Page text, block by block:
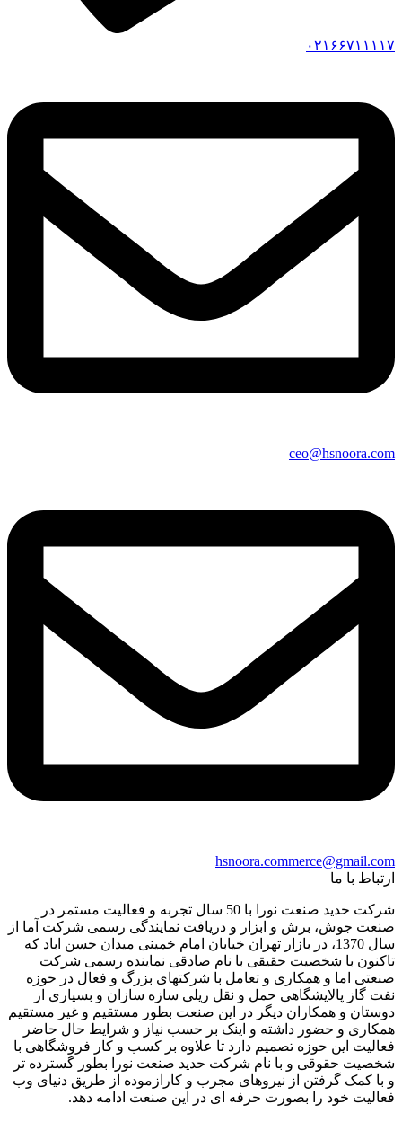
۰۲۱۶۶۷۱۱۱۱۷
ceo@hsnoora.com
hsnoora.commerce@gmail.com
ارتباط با ما
شرکت حدید صنعت نورا با 50 سال تجربه و فعالیت مستمر در
صنعت جوش، برش و ابزار و دریافت نمایندگی رسمی شرکت آما از
سال 1370، در بازار تهران خیابان امام خمینی میدان حسن اباد که
تاکنون با شخصیت حقیقی با نام صادقی نماینده رسمی شرکت
صنعتی اما و همکاری و تعامل با شرکتهای بزرگ و فعال در حوزه
نفت گاز پالایشگاهی حمل و نقل ریلی سازه سازان و بسیاری از
دوستان و همکاران دیگر در این صنعت بطور مستقیم و غیر مستقیم
همکاری و حضور داشته و اینک بر حسب نیاز و شرایط حال حاضر
فعالیت این حوزه تصمیم دارد تا علاوه بر کسب و کار فروشگاهی با
شخصیت حقوقی و با نام شرکت حدید صنعت نورا بطور گسترده تر
و با کمک گرفتن از نیروهای مجرب و کارازموده از طریق دنیای وب
فعالیت خود را بصورت حرفه ای در این صنعت ادامه دهد.